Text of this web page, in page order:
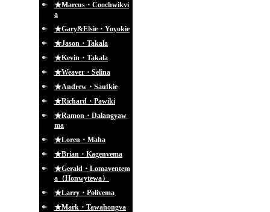
★Marcus・Coochwikvi
a
★Gary&Elsie・Yoyokie
★Jason・Takala
★Kevin・Takala
★Weaver・Selina
★Andrew・Saufkie
★Richard・Pawiki
★Ramon・Dalangyaw
ma
★Loren・Maha
★Brian・Kagenvema
★Gerald・Lomaventem
a（Honwytewa）
★Larry・Polivema
★Mark・Tawahongva